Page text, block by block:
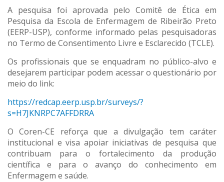
A pesquisa foi aprovada pelo Comitê de Ética em
Pesquisa da Escola de Enfermagem de Ribeirão Preto
(EERP-USP), conforme informado pelas pesquisadoras
no Termo de Consentimento Livre e Esclarecido (TCLE).
Os profissionais que se enquadram no público-alvo e
desejarem participar podem acessar o questionário por
meio do link:
https://redcap.eerp.usp.br/surveys/?
s=H7JKNRPC7AFFDRRA
O Coren-CE reforça que a divulgação tem caráter
institucional e visa apoiar iniciativas de pesquisa que
contribuam para o fortalecimento da produção
científica e para o avanço do conhecimento em
Enfermagem e saúde.